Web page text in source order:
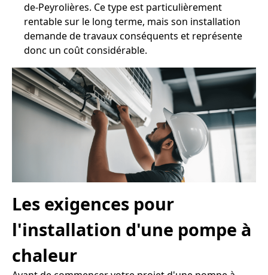
de-Peyrolières. Ce type est particulièrement
rentable sur le long terme, mais son installation
demande de travaux conséquents et représente
donc un coût considérable.
Les exigences pour
l'installation d'une pompe à
chaleur